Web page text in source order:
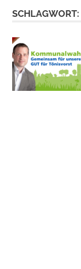
SCHLAGWORT: